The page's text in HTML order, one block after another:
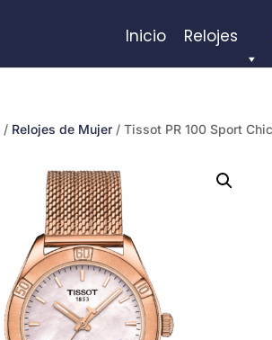
Inicio Relojes
/ Relojes de Mujer / Tissot PR 100 Sport